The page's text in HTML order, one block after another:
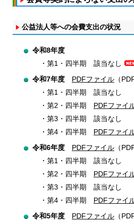
公益法人等への会費支出の状況
令和8年度
第1・四半期 該当なし
令和7年度
PDFファイル （
第1・四半期 該当なし
第2・四半期 PDFファイ
第3・四半期 該当なし
第4・四半期 PDFファイ
令和6年度
PDFファイル （
第1・四半期 該当なし
第2・四半期 PDFファイ
第3・四半期 該当なし
第4・四半期 PDFファイ
令和5年度
PDFファイル （